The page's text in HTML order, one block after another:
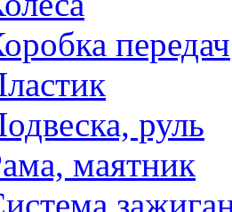
передач
руль
маятник